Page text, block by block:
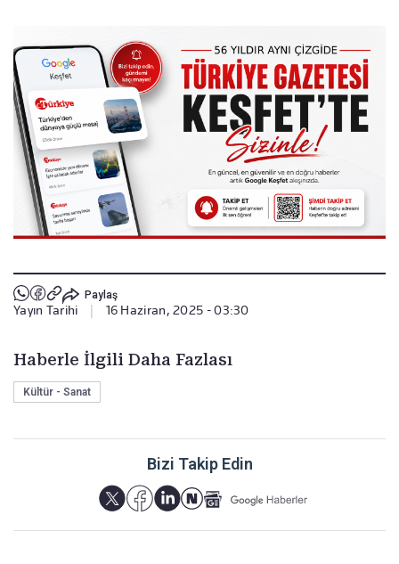
Paylaş
Yayın Tarihi 16 Haziran, 2025 - 03:30
Haberle İlgili Daha Fazlası
Kültür - Sanat
Bizi Takip Edin